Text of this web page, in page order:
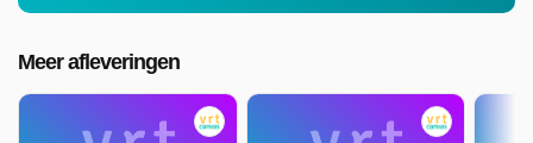
Meer afleveringen